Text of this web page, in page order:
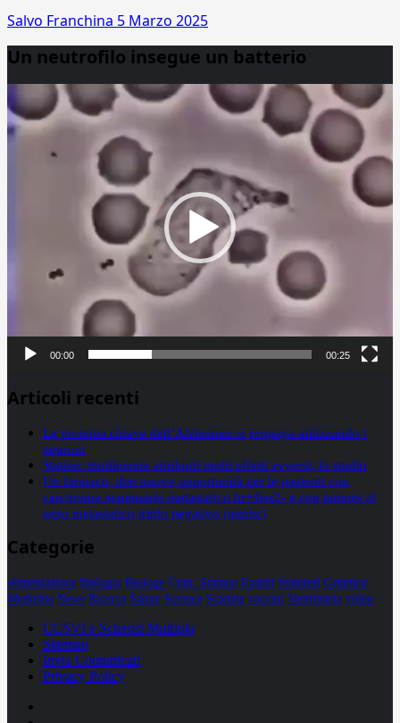
Salvo Franchina 5 Marzo 2025
Un neutrofilo insegue un batterio
Player
00:00 00:25
Articoli recenti
La proteina chiave dell’Alzheimer si propaga utilizzando i
neuroni
Statine: inutilmente attribuiti molti effetti avversi, lo studio
Un farmaco, due nuove opportunità per le pazienti con
carcinoma mammario metastatico hr+/her2- e con tumore al
seno metastatico triplo negativo (mtnbc)
Categorie
alimentazione biologia Biology Com. Stampa Epatiti featured Genetica
Medicina News Ricerca Salute Science Scienza vaccini Veterinaria video
CCSVI e Sclerosi Multipla
Sitemap
Invia Comunicati
Privacy Policy